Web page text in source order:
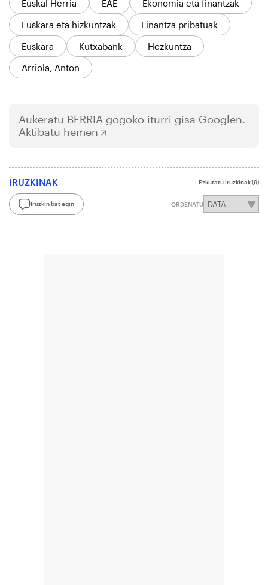
Euskal Herria EAE
Ekonomia eta finantzak
Euskara eta hizkuntzak
Finantza pribatuak
Euskara
Kutxabank
Hezkuntza
Arriola, Anton
Aukeratu BERRIA gogoko iturri gisa Googlen.
Aktibatu hemen
IRUZKINAK Ezkutatu iruzkinak(9)
Iruzkin bat egin ORDENATU